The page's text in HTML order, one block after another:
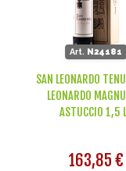
Art. N24181
SAN LEONARDO
LEONARDO
ASTUCCIO 1,5
163,85 €